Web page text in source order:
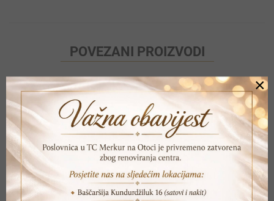
POVEZANI PROIZVODI
×